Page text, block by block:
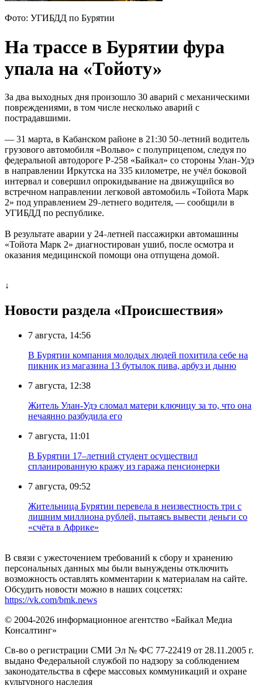
Фото: УГИБДД по Бурятии
На трассе в Бурятии фура
упала на «Тойоту»
За два выходных дня произошло 30 аварий с механическими
повреждениями, в том числе несколько аварий с
пострадавшими.
— 31 марта, в Кабанском районе в 21:30 50–летний водитель
грузового автомобиля «Вольво» с полуприцепом, следуя по
федеральной автодороге Р–258 «Байкал» со стороны Улан–Удэ
в направлении Иркутска на 335 километре, не учёл боковой
интервал и совершил опрокидывание на движущийся во
встречном направлении легковой автомобиль «Тойота Марк
2» под управлением 29–летнего водителя, — сообщили в
УГИБДД по республике.
В результате аварии у 24–летней пассажирки автомашины
«Тойота Марк 2» диагностирован ушиб, после осмотра и
оказания медицинской помощи она отпущена домой.
↓
Новости раздела «Происшествия»
7 августа, 14:56
В Бурятии компания молодых людей похитила себе на
пикник из магазина 13 бутылок пива, арбуз и дыню
7 августа, 12:38
Житель Улан-Удэ сломал матери ключицу за то, что она
нечаянно разбудила его
7 августа, 11:01
В Бурятии 17–летний студент осуществил
спланированную кражу из гаража пенсионерки
7 августа, 09:52
Жительница Бурятии перевела в неизвестность три с
лишним миллиона рублей, пытаясь вывести деньги со
«счёта в Африке»
В связи с ужесточением требований к сбору и хранению
персональных данных мы были вынуждены отключить
возможность оставлять комментарии к материалам на сайте.
Обсудить новости можно в наших соцсетях:
https://vk.com/bmk.news
© 2004-2026 информационное агентство «Байкал Медиа
Консалтинг»
Св-во о регистрации СМИ Эл № ФС 77-22419 от 28.11.2005 г.
выдано Федеральной службой по надзору за соблюдением
законодательства в сфере массовых коммуникаций и охране
культурного наследия